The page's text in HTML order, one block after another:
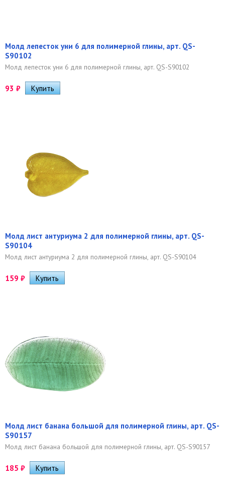
Молд лепесток уни 6 для полимерной глины, арт. QS-
S90102
Молд лепесток уни 6 для полимерной глины, арт. QS-S90102
93 ₽
Молд лист антуриума 2 для полимерной глины, арт. QS-
S90104
Молд лист антуриума 2 для полимерной глины, арт. QS-S90104
159 ₽
Молд лист банана большой для полимерной глины, арт. QS-
S90157
Молд лист банана большой для полимерной глины, арт. QS-S90157
185 ₽